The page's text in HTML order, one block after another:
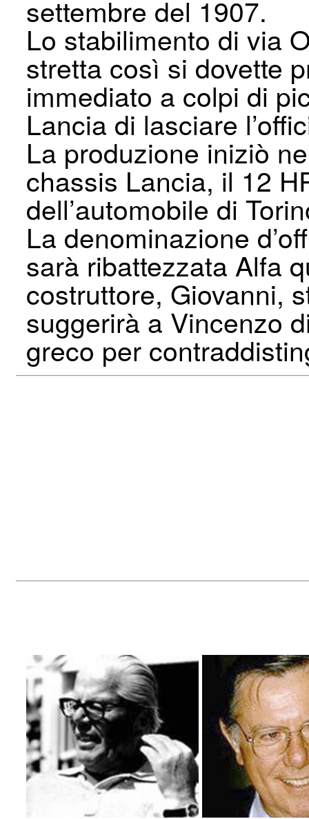
settembre del 1907.
Lo stabilimento di via
stretta così si dovette
immediato a colpi di
Lancia di lasciare
La produzione iniziò
chassis Lancia, il 12
dell’automobile di
La denominazione
sarà ribattezzata Alfa
costruttore, Giovanni,
suggerirà a Vincenzo
greco per